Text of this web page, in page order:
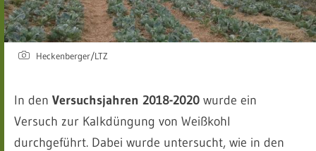
Heckenberger/LTZ
In den Versuchsjahren 2018-2020 wurde ein
Versuch zur Kalkdüngung von Weißkohl
durchgeführt. Dabei wurde untersucht, wie in den